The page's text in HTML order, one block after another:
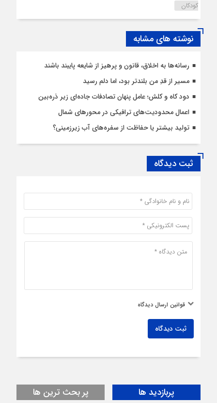
کودکان
نوشته های مشابه
رسانه‌ها به اخلاق، قانون و پرهیز از شایعه پایبند باشند
مسیر از قدِ من بلندتر بود، اما دلم رسید
دود کاه و کلش؛ عامل پنهان تصادفات جاده‌ای زیر ذره‌بین
اعمال محدودیت‌‌های ترافیکی در محورهای شمال
تولید بیشتر یا حفاظت از سفره‌های آب زیرزمینی؟
ثبت دیدگاه
قوانین ارسال دیدگاه
ثبت دیدگاه
پربازدید ها پر بحث ترین ها